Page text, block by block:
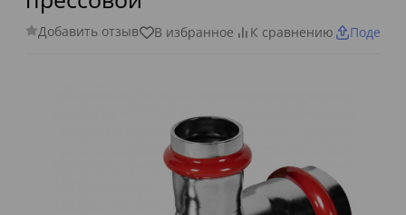
Добавить отзыв В избранное К сравнению